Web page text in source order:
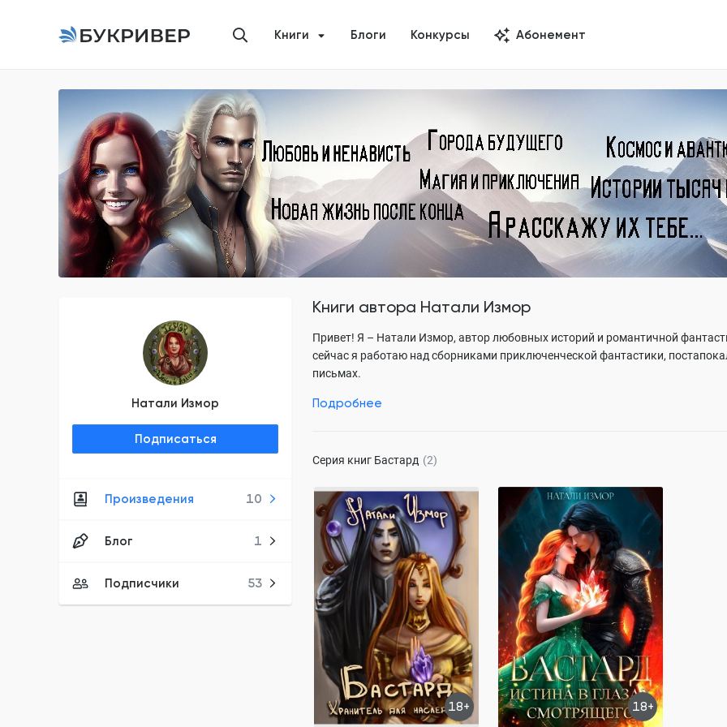
Книги Блоги Конкурсы Абонемент
Натали Измор
Подписаться
Произведения 10
Блог 1
Подписчики 53
Книги автора Натали Измор
Привет! Я – Натали Измор, автор любовных историй и романтичной
сейчас я работаю над сборниками приключенческой фантастики,
письмах.
Так как я довольно разносторонний человек, то будь уверен — на
жаждут внимания. Я буду бесконечно рада, когда ты шаг за шагом
надеюсь, что вы обязательно понравитесь друг другу и сможете подружиться.
Подробнее
Серия книг Бастард (2)
18+
Бастард. Хранитель для
наследницы
Натали Измор
ПОЛНОСТЬЮ
363.4K
сильная героиня
авторский мир
сильный герой
18+
Бастард. Истина в глазах
смотрящего
Натали Измор
В ПРОЦЕССЕ
143.2K
Любовь страсть
магия и приключения